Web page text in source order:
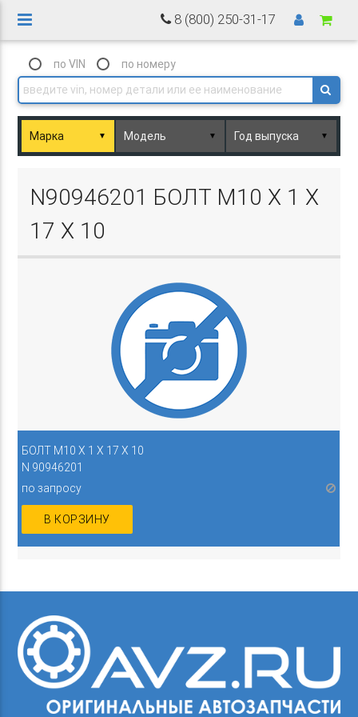
8 (800) 250-31-17
по VIN по номеру
▼ ▼ ▼
N90946201 БОЛТ M10 X 1 X
17 X 10
БОЛТ M10 X 1 X 17 X 10
N 90946201
по запросу
В КОРЗИНУ